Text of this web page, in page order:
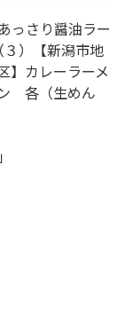
っさり醤油ラー
）【新潟市地
】カレーラーメ
各（生めん